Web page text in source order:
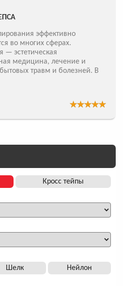
эффективно
во многих сферах.
— эстетическая
медицина, лечение и
травм и болезней. В
Кросс тейпы
Шелк Нейлон